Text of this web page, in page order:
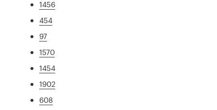
1456
454
97
1570
1454
1902
608